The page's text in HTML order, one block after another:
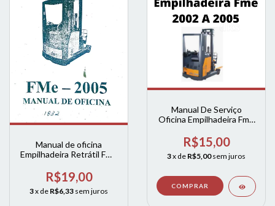
Manual de oficina
Empilhadeira Retrátil FMe
R$19,00
3x de R$6,33 sem juros
Manual De Serviço
Oficina Empilhadeira Fme
R$15,00
3x de R$5,00 sem juros